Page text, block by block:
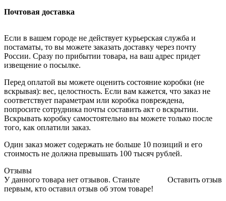
Почтовая доставка
Если в вашем городе не действует курьерская служба и
постаматы, то вы можете заказать доставку через почту
России. Сразу по прибытии товара, на ваш адрес придет
извещение о посылке.
Перед оплатой вы можете оценить состояние коробки (не
вскрывая): вес, целостность. Если вам кажется, что заказ не
соответствует параметрам или коробка повреждена,
попросите сотрудника почты составить акт о вскрытии.
Вскрывать коробку самостоятельно вы можете только после
того, как оплатили заказ.
Один заказ может содержать не больше 10 позиций и его
стоимость не должна превышать 100 тысяч рублей.
Отзывы
Оставить отзыв
У данного товара нет отзывов. Станьте
первым, кто оставил отзыв об этом товаре!